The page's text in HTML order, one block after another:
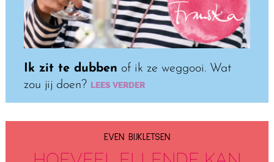
Ik zit te dubben of ik ze weggooi. Wat
zou jij doen?LEES VERDER
EVEN BIJKLETSEN